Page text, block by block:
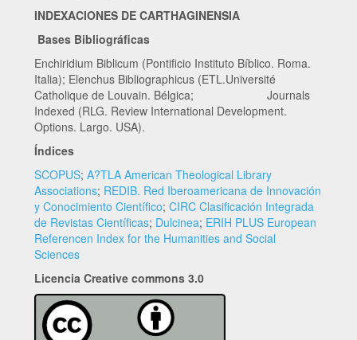
INDEXACIONES DE CARTHAGINENSIA
Bases Bibliográficas
Enchiridium Biblicum (Pontificio Instituto Bíblico. Roma.
Italia); Elenchus Bibliographicus (ETL.Université
Catholique de Louvain. Bélgica; Journals
Indexed (RLG. Review International Development.
Options. Largo. USA).
Índices
SCOPUS; A?TLA American Theological Library
Associations; REDIB. Red Iberoamericana de Innovación
y Conocimiento Científico; CIRC Clasificación Integrada
de Revistas Científicas; Dulcinea; ERIH PLUS European
Referencen Index for the Humanities and Social
Sciences
Licencia Creative commons 3.0